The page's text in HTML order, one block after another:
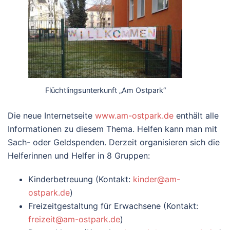
Flüchtlingsunterkunft „Am Ostpark“
Die neue Internetseite www.am-ostpark.de enthält alle
Informationen zu diesem Thema. Helfen kann man mit
Sach- oder Geldspenden. Derzeit organisieren sich die
Helferinnen und Helfer in 8 Gruppen:
Kinderbetreuung (Kontakt: kinder@am-
ostpark.de)
Freizeitgestaltung für Erwachsene (Kontakt:
freizeit@am-ostpark.de)